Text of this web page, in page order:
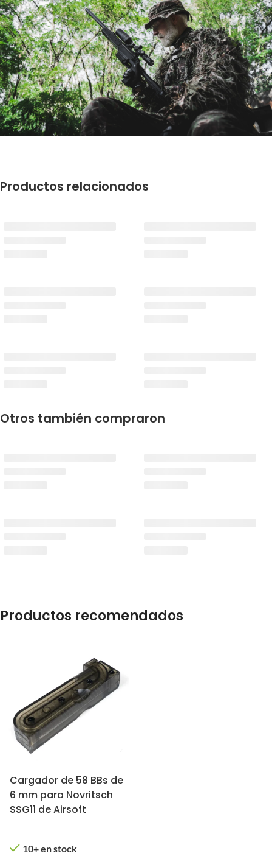
Productos relacionados
Otros también compraron
Productos recomendados
Cargador de 58 BBs de
6 mm para Novritsch
SSG11 de Airsoft
10+ en stock